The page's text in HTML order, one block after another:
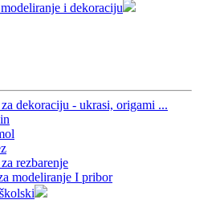
i dekoraciju
dekoraciju - ukrasi, origami ...
rezbarenje
modeliranje I pribor